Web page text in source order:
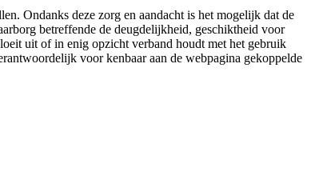
Ondanks deze zorg en aandacht is het mogelijk dat de
betreffende de deugdelijkheid, geschiktheid voor
uit of in enig opzicht verband houdt met het gebruik
voor kenbaar aan de webpagina gekoppelde